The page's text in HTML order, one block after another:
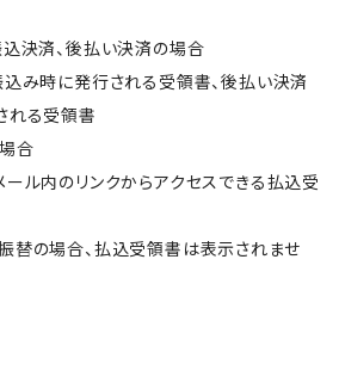
決済、後払い決済の場合
み時に発行される受領書、後払い決済
れる受領書
合
ル内のリンクからアクセスできる払込受
の場合、払込受領書は表示されませ